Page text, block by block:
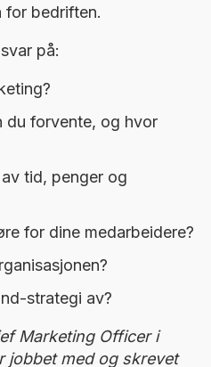
for bedriften.
på:
du forvente, og hvor
tid, penger og
for dine medarbeidere?
strategi av?
Marketing Officer i
jobbet med og skrevet